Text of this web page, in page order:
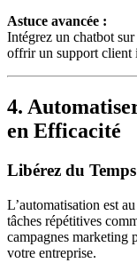
Astuce avancée :
Intégrez un chatbot
offrir un support client
4.
en Efficacité
Libérez du
L’automatisation est
tâches répétitives
campagnes marketing
votre entreprise.